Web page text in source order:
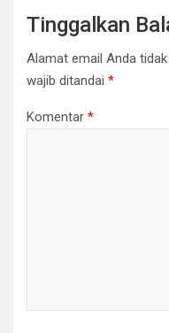
Tinggalkan
Alamat email Anda
wajib ditandai *
Komentar *